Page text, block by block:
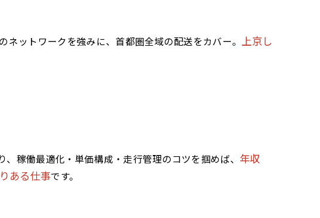
ットワークを強みに、首都圏全域の配送をカバー。
上京し
、稼働最適化・単価構成・走行管理のコツを掴めば、 年収
ある仕事です。